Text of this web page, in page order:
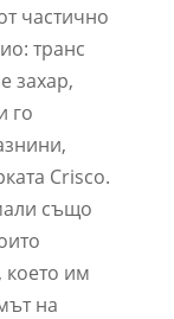
частично
транс
захар,
го
Crisco.
също
им
на